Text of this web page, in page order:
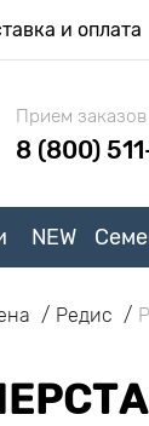
и оплата
Прием заказов
8 (800)
NEW
Редис